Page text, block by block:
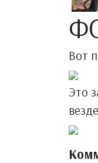
Вот
Это